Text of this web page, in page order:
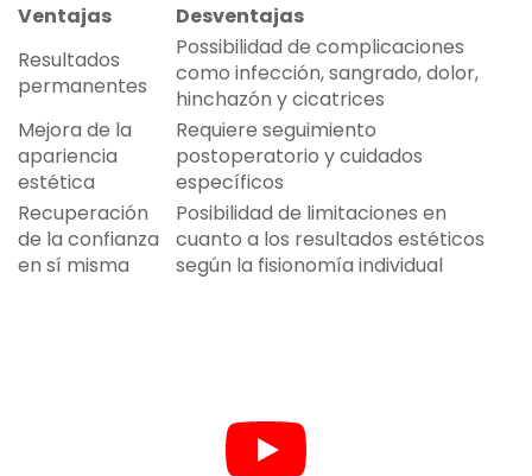
Ventajas
Desventajas
Resultados
permanentes
Possibilidad de complicaciones
como infección, sangrado, dolor,
hinchazón y cicatrices
Mejora de la
apariencia
estética
Requiere seguimiento
postoperatorio y cuidados
específicos
Recuperación
de la confianza
en sí misma
Posibilidad de limitaciones en
cuanto a los resultados estéticos
según la fisionomía individual